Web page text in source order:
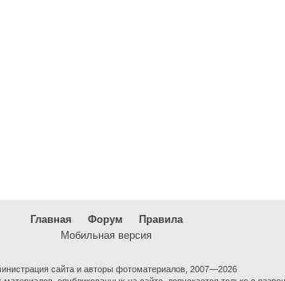
Главная Форум
Правила
Мобильная версия
сайта и авторы фотоматериалов, 2007—2026